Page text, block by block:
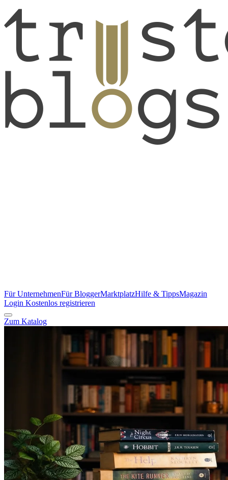
Für UnternehmenFür BloggerMarktplatzHilfe & TippsMagazin
Login Kostenlos registrieren
Zum Katalog